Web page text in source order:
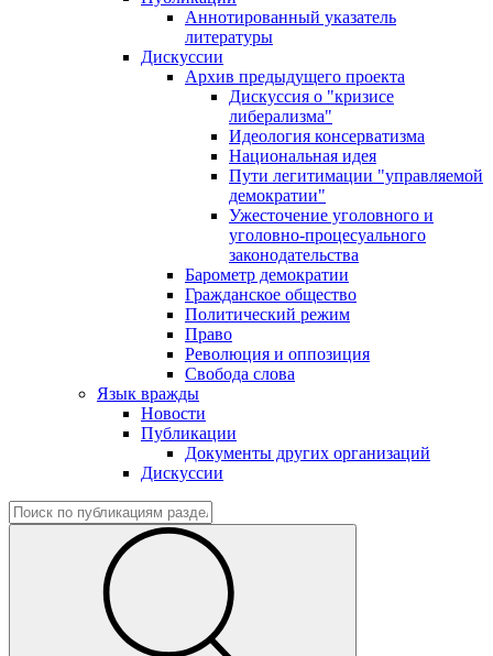
Аннотированный указатель
литературы
Дискуссии
Архив предыдущего проекта
Дискуссия о "кризисе
либерализма"
Идеология консерватизма
Национальная идея
Пути легитимации "управляемой
демократии"
Ужесточение уголовного и
уголовно-процесуального
законодательства
Барометр демократии
Гражданское общество
Политический режим
Право
Революция и оппозиция
Свобода слова
Язык вражды
Новости
Публикации
Документы других организаций
Дискуссии